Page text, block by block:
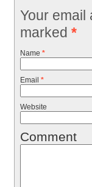
Your email
marked *
Name *
Email *
Website
Comment